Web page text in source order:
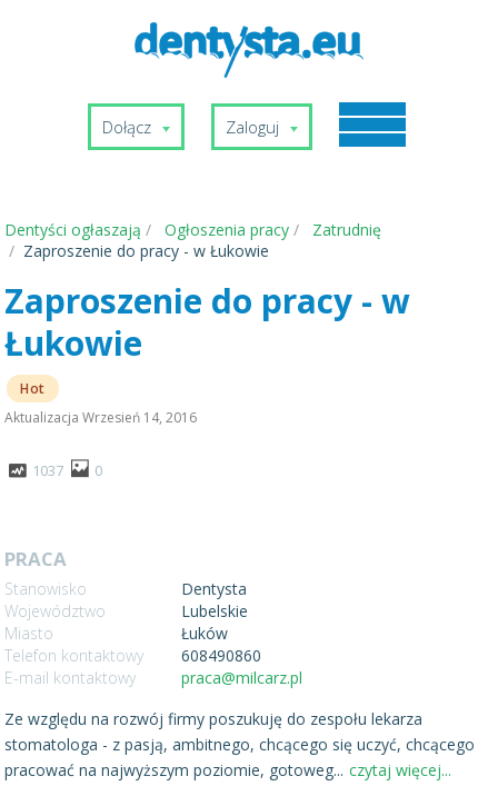
Dołącz Zaloguj
Dentyści ogłaszają Ogłoszenia pracy
Zatrudnię
Zaproszenie do pracy - w Łukowie
Zaproszenie do pracy - w
Łukowie
Hot
Aktualizacja Wrzesień 14, 2016
1037 0
PRACA
Stanowisko
Dentysta
Województwo
Lubelskie
Miasto
Łuków
Telefon kontaktowy
608490860
E-mail kontaktowy
praca@milcarz.pl
Ze względu na rozwój firmy poszukuję do zespołu lekarza
stomatologa - z pasją, ambitnego, chcącego się uczyć, chcącego
pracować na najwyższym poziomie, gotoweg... czytaj więcej...